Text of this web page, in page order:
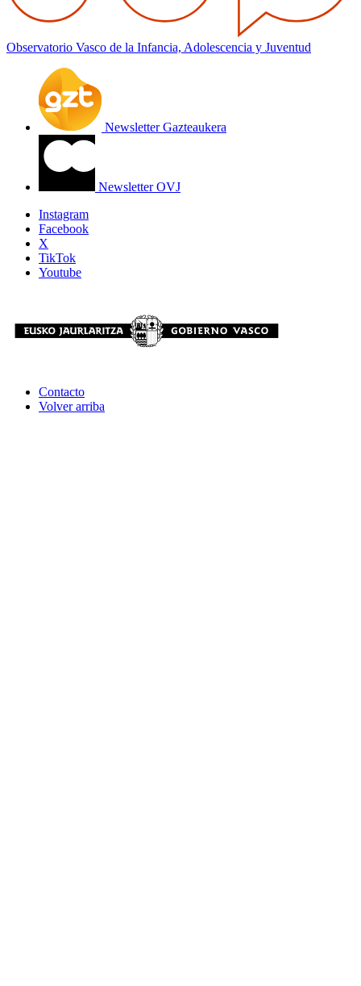
Observatorio Vasco de la Infancia, Adolescencia y Juventud
Newsletter Gazteaukera
Newsletter OVJ
Instagram
Facebook
X
TikTok
Youtube
Contacto
Volver arriba